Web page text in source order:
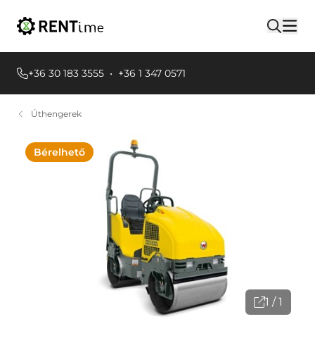
+36 30 183 3555 • +36 1 347 0571
Úthengerek
Bérelhető
1 / 1